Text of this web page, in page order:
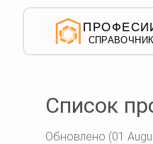
Список
Обновлено (01